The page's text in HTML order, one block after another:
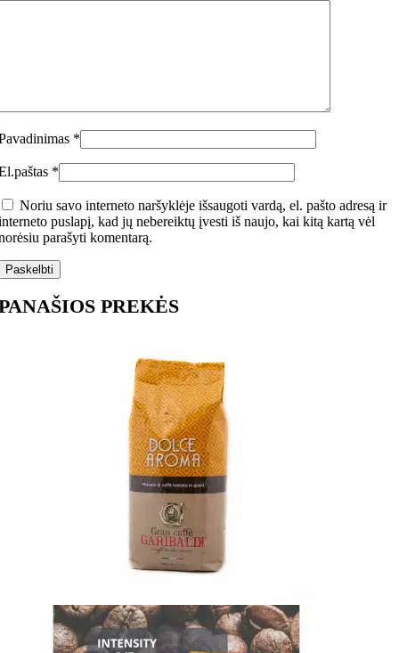
*
*
Noriu savo interneto naršyklėje išsaugoti vardą, el. pašto adresą ir
puslapį, kad jų nebereiktų įvesti iš naujo, kai kitą kartą vėl
parašyti komentarą.
PREKĖS